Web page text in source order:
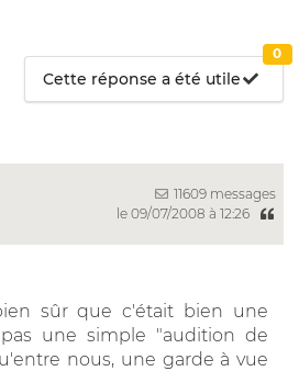
Cette réponse a été utile
0
11609 messages
le 09/07/2008 à 12:26
sûr que c'était bien une
une simple "audition de
nous, une garde à vue